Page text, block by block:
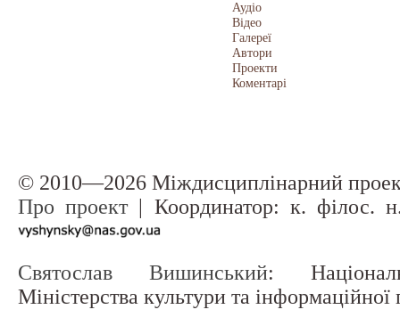
Аудіо
Відео
Галереї
Автори
Проекти
Коментарі
© 2010—2026 Міждисциплінарний
Про проект| Координатор: к. філос.
Святослав Вишинський:
Міністерства культури та